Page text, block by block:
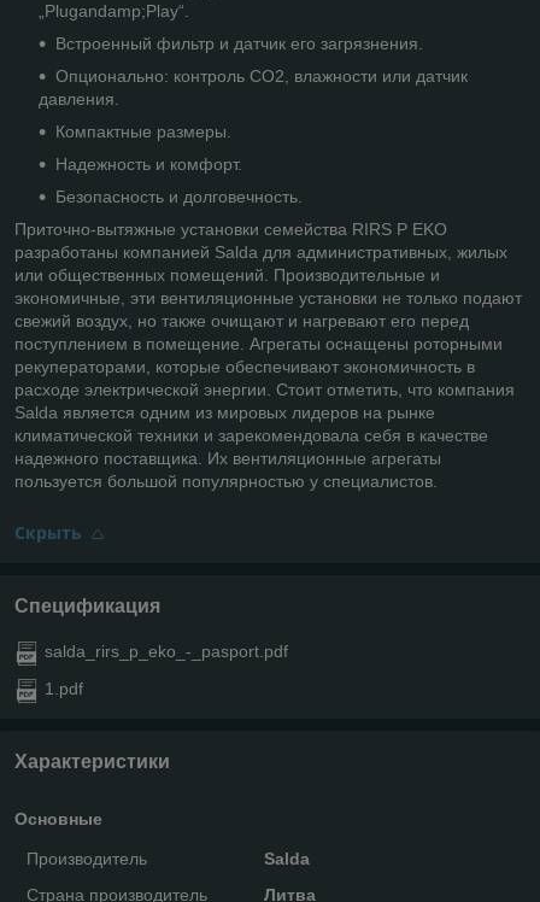
„Plugandamp;Play“.
Встроенный фильтр и датчик его загрязнения.
Опционально: контроль CO2, влажности или датчик
давления.
Компактные размеры.
Надежность и комфорт.
Безопасность и долговечность.
Приточно-вытяжные установки семейства RIRS P EKO
разработаны компанией Salda для административных, жилых
или общественных помещений. Производительные и
экономичные, эти вентиляционные установки не только подают
свежий воздух, но также очищают и нагревают его перед
поступлением в помещение. Агрегаты оснащены роторными
рекуператорами, которые обеспечивают экономичность в
расходе электрической энергии. Стоит отметить, что компания
Salda является одним из мировых лидеров на рынке
климатической техники и зарекомендовала себя в качестве
надежного поставщика. Их вентиляционные агрегаты
пользуется большой популярностью у специалистов.
Скрыть
Спецификация
salda_rirs_p_eko_-_pasport.pdf
1.pdf
Характеристики
Основные
Производитель
Salda
Страна производитель
Литва